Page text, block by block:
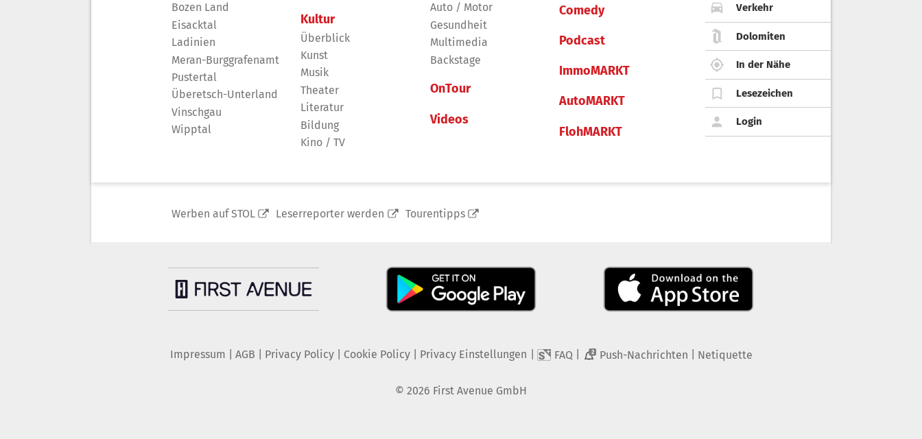
Bozen Land
Eisacktal
Ladinien
Meran-Burggrafenamt
Pustertal
Überetsch-Unterland
Vinschgau
Wipptal
Kultur
Überblick
Kunst
Musik
Theater
Literatur
Bildung
Kino / TV
Auto / Motor
Gesundheit
Multimedia
Backstage
OnTour
Videos
Comedy
Podcast
ImmoMARKT
AutoMARKT
FlohMARKT
Verkehr
Dolomiten
In der Nähe
Lesezeichen
Login
Werben auf STOL Leserreporter werden Tourentipps
Impressum AGB Privacy Policy| Cookie Policy| Privacy Einstellungen FAQ 2 Push-Nachrichten Netiquette
© 2026 First Avenue GmbH